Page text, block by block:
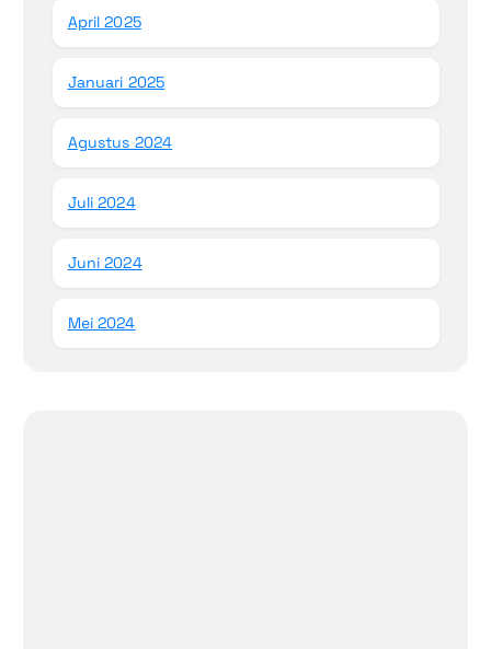
April 2025
Januari 2025
Agustus 2024
Juli 2024
Juni 2024
Mei 2024